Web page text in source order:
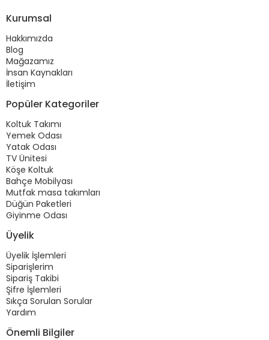
Kurumsal
Hakkımızda
Blog
Mağazamız
İnsan Kaynakları
İletişim
Popüler Kategoriler
Koltuk Takımı
Yemek Odası
Yatak Odası
TV Ünitesi
Köşe Koltuk
Bahçe Mobilyası
Mutfak masa takımları
Düğün Paketleri
Giyinme Odası
Üyelik
Üyelik İşlemleri
Siparişlerim
Sipariş Takibi
Şifre İşlemleri
Sıkça Sorulan Sorular
Yardım
Önemli Bilgiler